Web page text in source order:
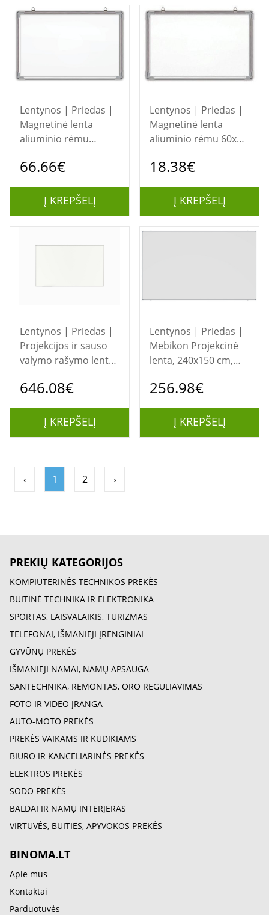
Lentynos | Priedas |
Magnetinė lenta
aliuminio rėmu
70101
66.66€
Į KREPŠELĮ
Lentynos | Priedas |
Magnetinė lenta
aliuminio rėmu 60x45
18.38€
Į KREPŠELĮ
Lentynos | Priedas |
Projekcijos ir sauso
valymo rašymo lenta
Team
646.08€
Į KREPŠELĮ
Lentynos | Priedas |
Mebikon Projekcinė
lenta, 240x150 cm,
256.98€
Į KREPŠELĮ
‹ 1 2 ›
PREKIŲ KATEGORIJOS
KOMPIUTERINĖS TECHNIKOS PREKĖS
BUITINĖ TECHNIKA IR ELEKTRONIKA
SPORTAS, LAISVALAIKIS, TURIZMAS
TELEFONAI, IŠMANIEJI ĮRENGINIAI
GYVŪNŲ PREKĖS
IŠMANIEJI NAMAI, NAMŲ APSAUGA
SANTECHNIKA, REMONTAS, ORO REGULIAVIMAS
FOTO IR VIDEO ĮRANGA
AUTO-MOTO PREKĖS
PREKĖS VAIKAMS IR KŪDIKIAMS
BIURO IR KANCELIARINĖS PREKĖS
ELEKTROS PREKĖS
SODO PREKĖS
BALDAI IR NAMŲ INTERJERAS
VIRTUVĖS, BUITIES, APYVOKOS PREKĖS
BINOMA.LT
Apie mus
Kontaktai
Parduotuvės